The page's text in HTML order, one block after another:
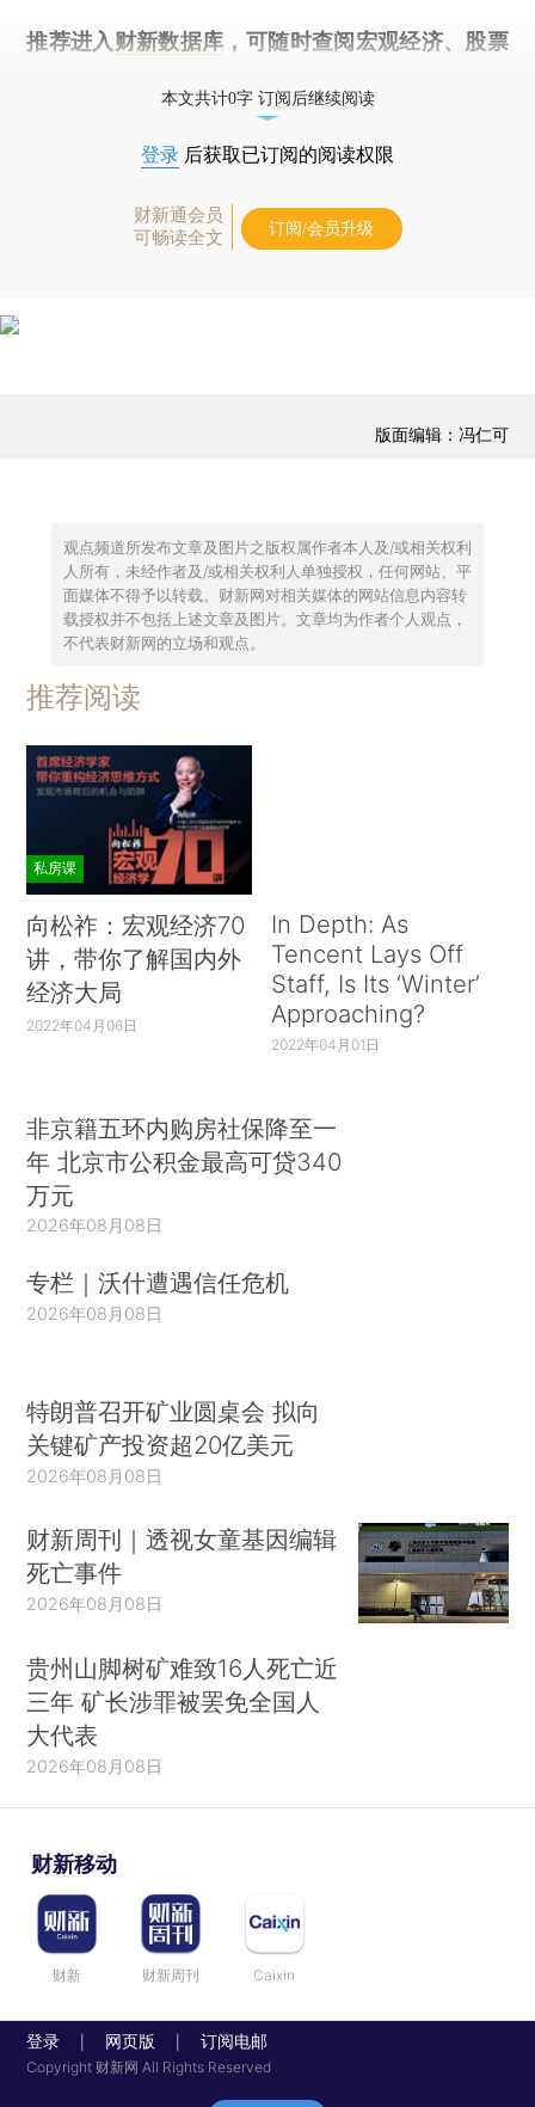
推荐进入 财新数据库 ，可随时查阅宏观经济、股票
本文共计0字 订阅后继续阅读
登录 后获取已订阅的阅读权限
财新通会员
可畅读全文
订阅/会员升级
版面编辑：冯仁可
观点频道所发布文章及图片之版权属作者本人及/或相关权利
人所有，未经作者及/或相关权利人单独授权，任何网站、平
面媒体不得予以转载。财新网对相关媒体的网站信息内容转
载授权并不包括上述文章及图片。文章均为作者个人观点，
不代表财新网的立场和观点。
推荐阅读
私房课
向松祚：宏观经济70
讲，带你了解国内外
经济大局
2022年04月06日
In Depth: As
Tencent Lays Off
Staff, Is Its ‘Winter’
Approaching?
2022年04月01日
非京籍五环内购房社保降至一
年 北京市公积金最高可贷340
万元
2026年08月08日
专栏｜沃什遭遇信任危机
2026年08月08日
特朗普召开矿业圆桌会 拟向
关键矿产投资超20亿美元
2026年08月08日
财新周刊｜透视女童基因编辑
死亡事件
2026年08月08日
贵州山脚树矿难致16人死亡近
三年 矿长涉罪被罢免全国人
大代表
2026年08月08日
财新移动
财新 财新周刊 Caixin
登录 网页版 订阅电邮
Copyright 财新网 All Rights Reserved